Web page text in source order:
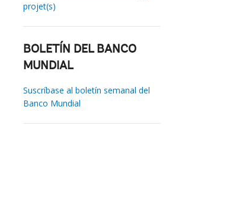
projet(s)
BOLETÍN DEL BANCO
MUNDIAL
Suscríbase al boletín semanal del
Banco Mundial